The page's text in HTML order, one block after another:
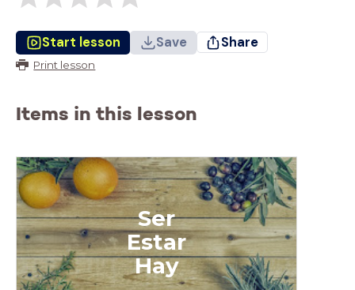
Start lesson Save Share
Print lesson
Items in this lesson
Ser
Estar
Hay